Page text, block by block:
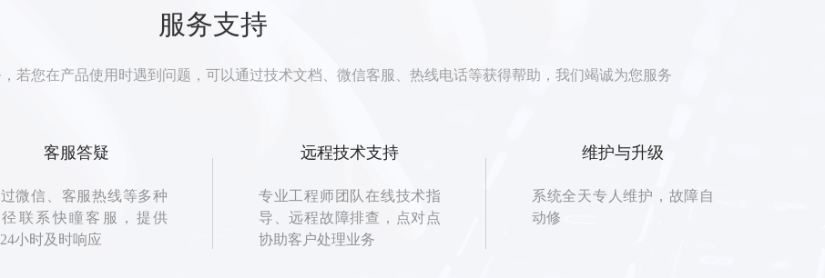
服务支持
若您在产品使用时遇到问题，可以通过技术文档、微信客服、热线电话等获得帮助，我们竭诚为您服务
客服答疑
微信、客服热线等多种
联系快瞳客服，提供
小时及时响应
远程技术支持
专业工程师团队在线技术指
导、远程故障排查，点对点
协助客户处理业务
维护与升级
系统全天专人维护，故障自
动修